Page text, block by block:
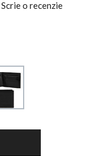
Scrie o recenzie